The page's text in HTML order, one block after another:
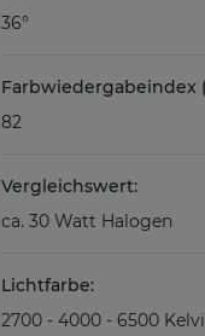
36°
Farbwiedergabeindex
82
Vergleichswert:
ca. 30 Watt Halogen
Lichtfarbe:
2700 - 4000 - 6500